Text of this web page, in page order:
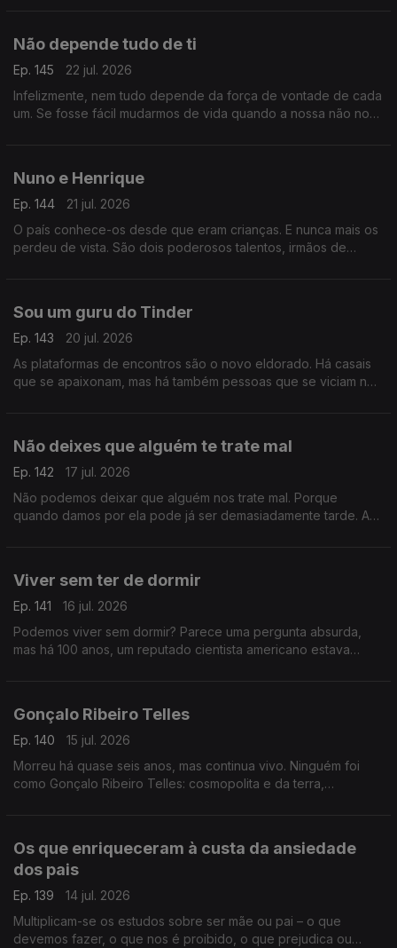
Não depende tudo de ti
Ep. 145
22 jul. 2026
Infelizmente, nem tudo depende da força de vontade de cada
um. Se fosse fácil mudarmos de vida quando a nossa não nos
Nuno e Henrique
Ep. 144
21 jul. 2026
O país conhece-os desde que eram crianças. E nunca mais os
perdeu de vista. São dois poderosos talentos, irmãos de
Sou um guru do Tinder
Ep. 143
20 jul. 2026
As plataformas de encontros são o novo eldorado. Há casais
que se apaixonam, mas há também pessoas que se viciam no
Não deixes que alguém te trate mal
Ep. 142
17 jul. 2026
Não podemos deixar que alguém nos trate mal. Porque
quando damos por ela pode já ser demasiadamente tarde. A
Viver sem ter de dormir
Ep. 141
16 jul. 2026
Podemos viver sem dormir? Parece uma pergunta absurda,
mas há 100 anos, um reputado cientista americano estava
Gonçalo Ribeiro Telles
Ep. 140
15 jul. 2026
Morreu há quase seis anos, mas continua vivo. Ninguém foi
como Gonçalo Ribeiro Telles: cosmopolita e da terra,
Os que enriqueceram à custa da ansiedade
dos pais
Ep. 139
14 jul. 2026
Multiplicam-se os estudos sobre ser mãe ou pai – o que
devemos fazer, o que nos é proibido, o que prejudica ou